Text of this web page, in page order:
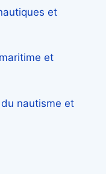
et
et
nautisme et